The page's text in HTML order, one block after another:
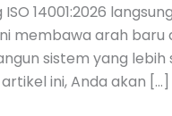
14001:2026
membawa arah baru
sistem yang
ini, Anda akan […]